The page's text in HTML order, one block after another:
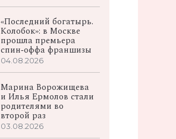
«Последний богатырь.
Колобок»: в Москве
прошла премьера
спин‑оффа франшизы
04.08.2026
Марина Ворожищева
и Илья Ермолов стали
родителями во
второй раз
03.08.2026